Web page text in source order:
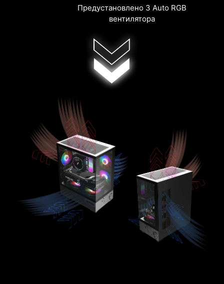
Предустановлено 3 Auto RGB
вентилятора
Радиаторы